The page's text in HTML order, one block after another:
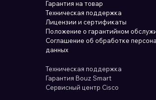
Гарантия на товар
Техническая поддержка
Лицензии и сертификаты
Положение о гарантийном
Соглашение об обработке
данных
Техническая поддержка
Гарантия Bouz Smart
Сервисный центр Cisco